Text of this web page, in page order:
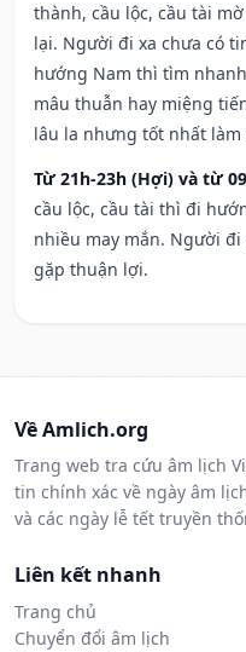
thành, cầu lộc, cầu tài
lại. Người đi xa chưa có
hướng Nam thì tìm
mâu thuẫn hay miệng
lâu la nhưng tốt nhất làm
Từ 21h-23h (Hợi) và từ
cầu lộc, cầu tài thì đi
nhiều may mắn. Người
gặp thuận lợi.
Về Amlich.org
Trang web tra cứu âm lịch
tin chính xác về ngày âm
và các ngày lễ tết truyền
Liên kết nhanh
Trang chủ
Chuyển đổi âm lịch